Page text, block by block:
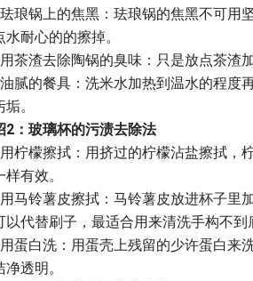
琅锅上的焦黑：珐琅锅的焦黑不可用
水耐心的的擦掉。
茶渣去除陶锅的臭味：只是放点茶渣
腻的餐具：洗米水加热到温水的程度
。
2：玻璃杯的污渍去除法
柠檬擦拭：用挤过的柠檬沾盐擦拭，
样有效。
马铃薯皮擦拭：马铃薯皮放进杯子里
以代替刷子，最适合用来清洗手构不到
蛋白洗：用蛋壳上残留的少许蛋白来
净透明。